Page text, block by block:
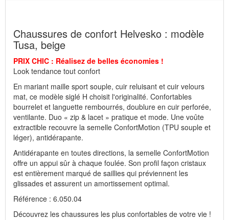
Wissembourg, E-mail : >service@idealsko.fr
Chaussures de confort Helvesko : modèle
Tusa, beige
PRIX CHIC : Réalisez de belles économies !
Look tendance tout confort
En mariant maille sport souple, cuir reluisant et cuir velours
mat, ce modèle siglé H choisit l'originalité. Confortables
bourrelet et languette rembourrés, doublure en cuir perforée,
ventilante. Duo « zip & lacet » pratique et mode. Une voûte
extractible recouvre la semelle ConfortMotion (TPU souple et
léger), antidérapante.
Antidérapante en toutes directions, la semelle ConfortMotion
offre un appui sûr à chaque foulée. Son profil façon cristaux
est entièrement marqué de saillies qui préviennent les
glissades et assurent un amortissement optimal.
Référence : 6.050.04
Découvrez les chaussures les plus confortables de votre vie !